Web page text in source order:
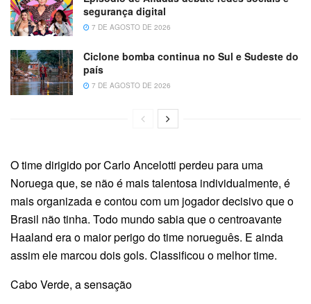
segurança digital
7 DE AGOSTO DE 2026
Ciclone bomba continua no Sul e Sudeste do
país
7 DE AGOSTO DE 2026
O time dirigido por Carlo Ancelotti perdeu para uma
Noruega que, se não é mais talentosa individualmente, é
mais organizada e contou com um jogador decisivo que o
Brasil não tinha. Todo mundo sabia que o centroavante
Haaland era o maior perigo do time norueguês. E ainda
assim ele marcou dois gols. Classificou o melhor time.
Cabo Verde, a sensação